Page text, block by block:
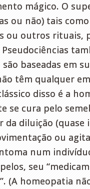
mágico. O
ou não) tais
ou outros rituais,
baseadas em
têm qualquer
disso é a
se cura pelo
diluição (quase
ou
num
seu
(A homeopatia